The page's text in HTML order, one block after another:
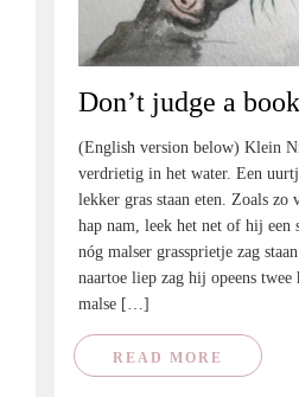
Don’t judge a
(English version below) Klein
verdrietig in het water. Een
lekker gras staan eten. Zoals zo
hap nam, leek het net of hij een
nóg malser grassprietje zag
naartoe liep zag hij opeens twee
malse […]
READ MORE